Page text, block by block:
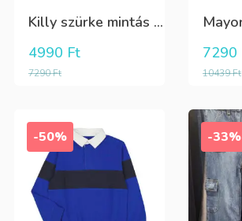
Killy szürke mintás rövidnadrág
7290Ft
4990 Ft
10439Ft
7290
-50% -33%